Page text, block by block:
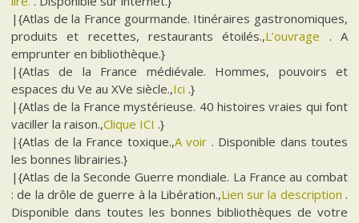
|{Atlas de la France gourmande. Itinéraires gastronomiques,
produits et recettes, restaurants étoilés.,L’ouvrage . A
emprunter en bibliothèque.}
|{Atlas de la France médiévale. Hommes, pouvoirs et
espaces du Ve au XVe siècle.,Ici .}
|{Atlas de la France mystérieuse. 40 histoires vraies qui font
vaciller la raison.,Clique ICI .}
|{Atlas de la France toxique.,A voir . Disponible dans toutes
les bonnes librairies.}
|{Atlas de la Seconde Guerre mondiale. La France au combat
: de la drôle de guerre à la Libération.,Lien sur la description .
Disponible dans toutes les bonnes bibliothèques de votre